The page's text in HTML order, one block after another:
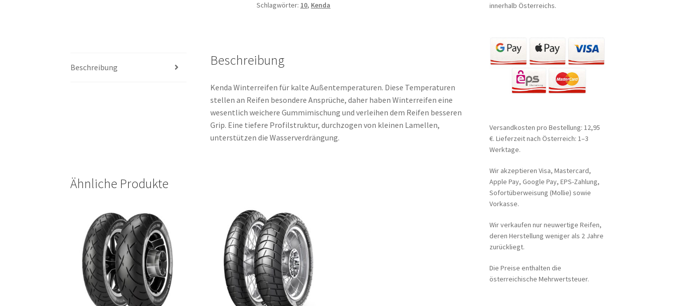
Schlagwörter: 10, Kenda
Beschreibung Beschreibung
Kenda Winterreifen für kalte Außentemperaturen. Diese Temperaturen
stellen an Reifen besondere Ansprüche, daher haben Winterreifen eine
wesentlich weichere Gummimischung und verleihen dem Reifen besseren
Grip. Eine tiefere Profilstruktur, durchzogen von kleinen Lamellen,
unterstützen die Wasserverdrängung.
Ähnliche Produkte
innerhalb Österreichs.
Versandkosten pro Bestellung: 12,95
€. Lieferzeit nach Österreich: 1–3
Werktage.
Wir akzeptieren Visa, Mastercard,
Apple Pay, Google Pay, EPS-Zahlung,
Sofortüberweisung (Mollie) sowie
Vorkasse.
Wir verkaufen nur neuwertige Reifen,
deren Herstellung weniger als 2 Jahre
zurückliegt.
Die Preise enthalten die
österreichische Mehrwertsteuer.